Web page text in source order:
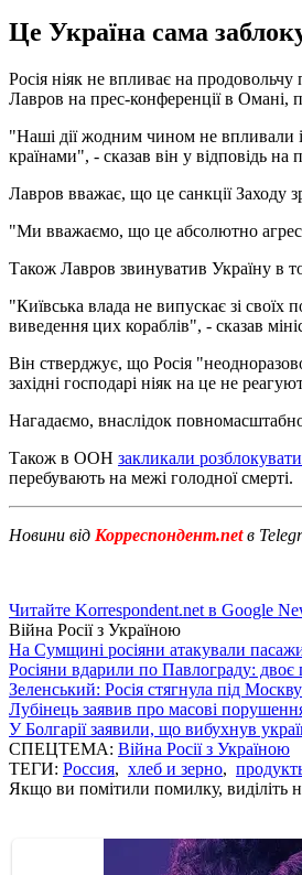
Це Україна сама
Росія ніяк не впливає на
Лавров на прес-конференції в Омані,
"Наші дії жодним чином не впливали
країнами", - сказав він у відповідь
Лавров вважає, що це санкції Заходу
"Ми вважаємо, що це абсолютно
Також Лавров звинуватив Україну в
"Київська влада не випускає зі своїх
виведення цих кораблів", - сказав
Він стверджує, що Росія
західні господарі ніяк на це не
Нагадаємо, внаслідок
Також в ООН закликали
перебувають на межі голодної смерті.
Новини від Корреспондент.netв
Читайте Korrespondent.net в Google
Війна Росії з Україною
На Сумщині росіяни атакували
Росіяни вдарили по Павлограду: двоє
Зеленський: Росія стягнула під
Лубінець заявив про масові
У Болгарії заявили, що вибухнув
СПЕЦТЕМА: Війна Росії з Україною
ТЕГИ: Россия, хлеб и зерно,
Якщо ви помітили помилку, виділіть